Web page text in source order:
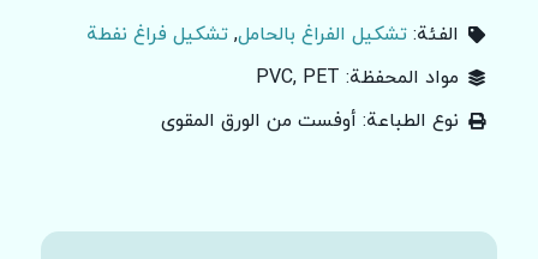
الفئة:تشكيل الفراغ بالحامل,تشكيل فراغ نفطة
مواد المحفظة: PVC, PET
نوع الطباعة: أوفست من الورق المقوى